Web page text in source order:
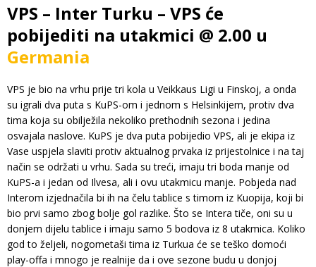
VPS – Inter Turku – VPS će
pobijediti na utakmici @ 2.00 u
Germania
VPS je bio na vrhu prije tri kola u Veikkaus Ligi u Finskoj, a onda
su igrali dva puta s KuPS-om i jednom s Helsinkijem, protiv dva
tima koja su obilježila nekoliko prethodnih sezona i jedina
osvajala naslove. KuPS je dva puta pobijedio VPS, ali je ekipa iz
Vase uspjela slaviti protiv aktualnog prvaka iz prijestolnice i na taj
način se održati u vrhu. Sada su treći, imaju tri boda manje od
KuPS-a i jedan od Ilvesa, ali i ovu utakmicu manje. Pobjeda nad
Interom izjednačila bi ih na čelu tablice s timom iz Kuopija, koji bi
bio prvi samo zbog bolje gol razlike. Što se Intera tiče, oni su u
donjem dijelu tablice i imaju samo 5 bodova iz 8 utakmica. Koliko
god to željeli, nogometaši tima iz Turkua će se teško domoći
play-offa i mnogo je realnije da i ove sezone budu u donjoj